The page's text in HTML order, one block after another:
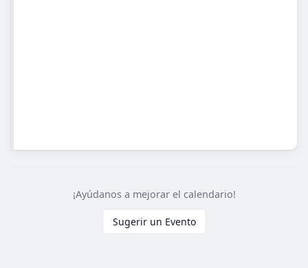
¡Ayúdanos a mejorar el calendario!
Sugerir un Evento